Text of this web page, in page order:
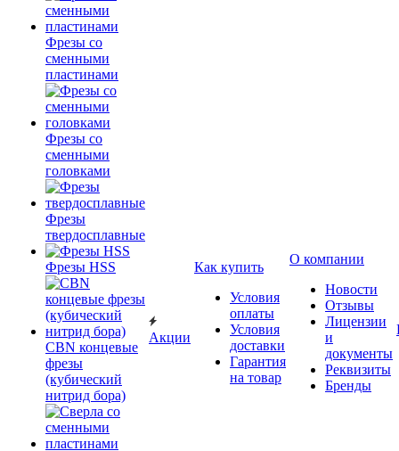
Фрезы со
сменными
пластинами
Фрезы со
сменными
головками
Фрезы
твердосплавные
Фрезы HSS
CBN концевые
фрезы
(кубический
нитрид бора)
Акции
Как купить
Условия
оплаты
Условия
доставки
Гарантия
на товар
О компании
Новости
Отзывы
Лицензии
и
документы
Реквизиты
Бренды